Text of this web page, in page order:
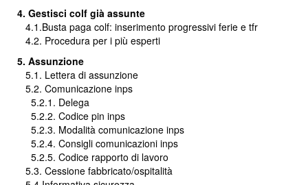
4. Gestisci colf già assunte
4.1.Busta paga colf: inserimento progressivi ferie e tfr
4.2. Procedura per i più esperti
5. Assunzione
5.1. Lettera di assunzione
5.2. Comunicazione inps
5.2.1. Delega
5.2.2. Codice pin inps
5.2.3. Modalità comunicazione inps
5.2.4. Consigli comunicazioni inps
5.2.5. Codice rapporto di lavoro
5.3. Cessione fabbricato/ospitalità